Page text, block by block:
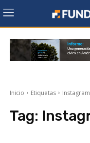
Inicio Etiquetas Instagram
Tag: